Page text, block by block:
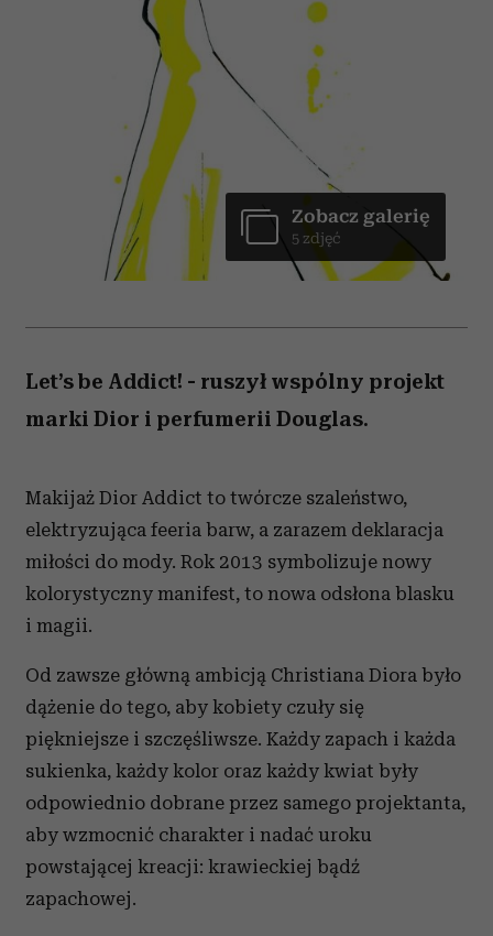
Zobacz galerię
5 zdjęć
Let’s be Addict! - ruszył wspólny projekt
marki Dior i perfumerii Douglas.
Makijaż Dior Addict to twórcze szaleństwo,
elektryzująca feeria barw, a zarazem deklaracja
miłości do mody. Rok 2013 symbolizuje nowy
kolorystyczny manifest, to nowa odsłona blasku
i magii.
Od zawsze główną ambicją Christiana Diora było
dążenie do tego, aby kobiety czuły się
piękniejsze i szczęśliwsze. Każdy zapach i każda
sukienka, każdy kolor oraz każdy kwiat były
odpowiednio dobrane przez samego projektanta,
aby wzmocnić charakter i nadać uroku
powstającej kreacji: krawieckiej bądź
zapachowej.